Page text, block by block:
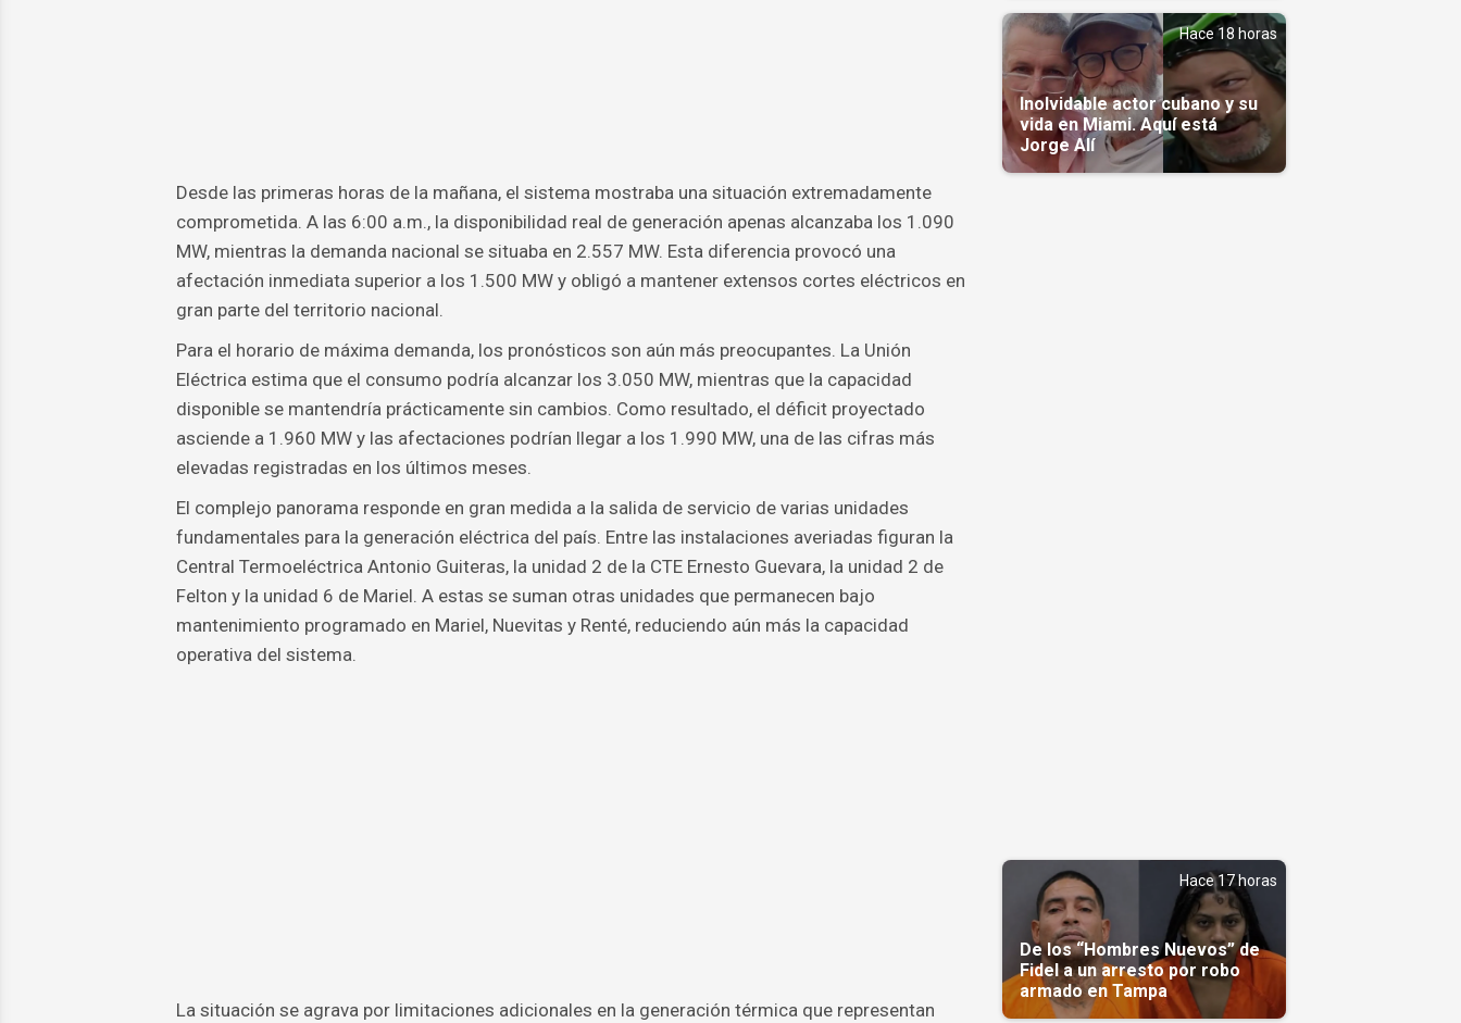
Desde las primeras horas de la mañana, el sistema mostraba una situación extremadamente
comprometida. A las 6:00 a.m., la disponibilidad real de generación apenas alcanzaba los 1.090
MW, mientras la demanda nacional se situaba en 2.557 MW. Esta diferencia provocó una
afectación inmediata superior a los 1.500 MW y obligó a mantener extensos cortes eléctricos en
gran parte del territorio nacional.
Para el horario de máxima demanda, los pronósticos son aún más preocupantes. La Unión
Eléctrica estima que el consumo podría alcanzar los 3.050 MW, mientras que la capacidad
disponible se mantendría prácticamente sin cambios. Como resultado, el déficit proyectado
asciende a 1.960 MW y las afectaciones podrían llegar a los 1.990 MW, una de las cifras más
elevadas registradas en los últimos meses.
El complejo panorama responde en gran medida a la salida de servicio de varias unidades
fundamentales para la generación eléctrica del país. Entre las instalaciones averiadas figuran la
Central Termoeléctrica Antonio Guiteras, la unidad 2 de la CTE Ernesto Guevara, la unidad 2 de
Felton y la unidad 6 de Mariel. A estas se suman otras unidades que permanecen bajo
mantenimiento programado en Mariel, Nuevitas y Renté, reduciendo aún más la capacidad
operativa del sistema.
La situación se agrava por limitaciones adicionales en la generación térmica que representan
Hace 18 horas
Inolvidable actor cubano y su
vida en Miami. Aquí está
Jorge Alí
Hace 17 horas
De los “Hombres Nuevos” de
Fidel a un arresto por robo
armado en Tampa